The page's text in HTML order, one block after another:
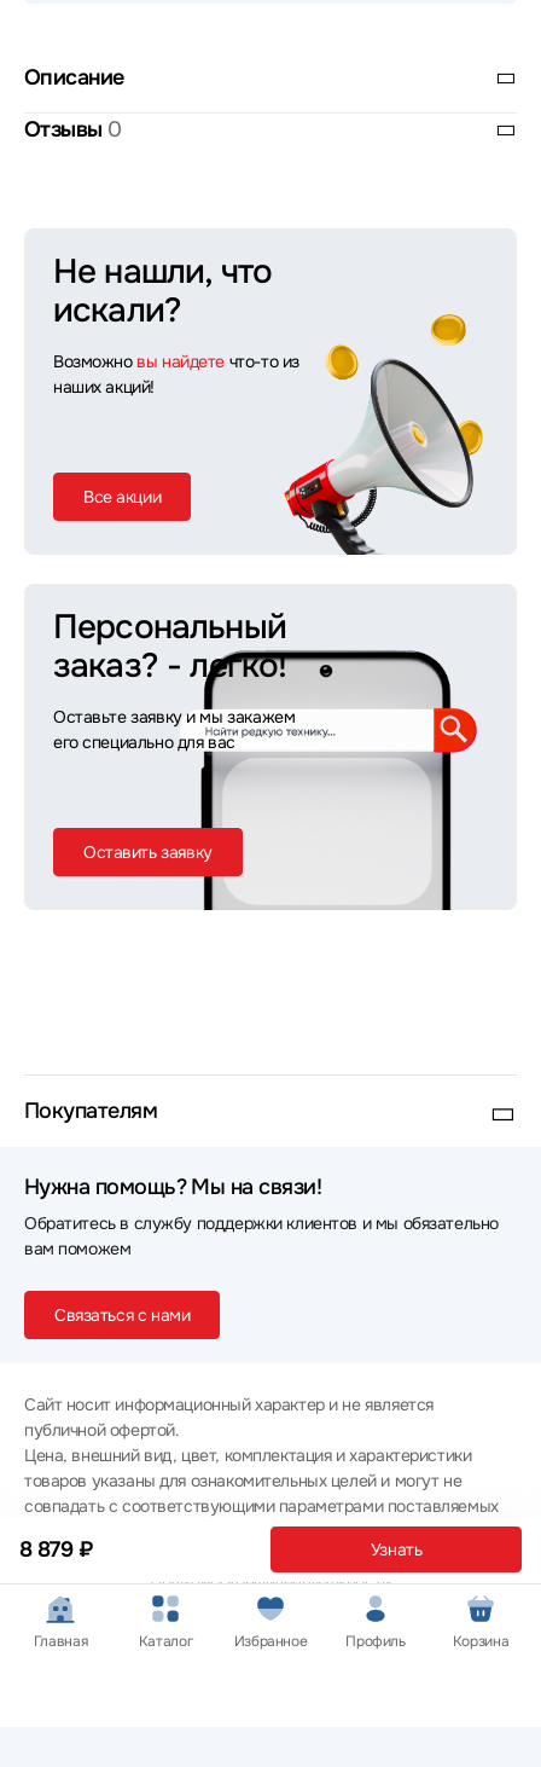
8 879 ₽ Узнать
Описание
Отзывы 0
Не нашли, что
искали?
Возможно вы найдете что-то из
наших акций!
Все акции
Персональный
заказ? - легко!
Оставьте заявку и мы закажем
его специально для вас
Оставить заявку
Покупателям
Нужна помощь? Мы на связи!
Обратитесь в службу поддержки клиентов и мы обязательно
вам поможем
Связаться с нами
Сайт носит информационный характер и не является
публичной офертой.
Цена, внешний вид, цвет, комплектация и характеристики
товаров указаны для ознакомительных целей и могут не
совпадать с соответствующими параметрами поставляемых
товаров - уточняйте информацию у менеджера при
оформлении заказа.
Политика конфиденциальности
© 2012 — 2026 ООО «Эпл Тэк»
Главная Каталог Избранное Профиль Корзина